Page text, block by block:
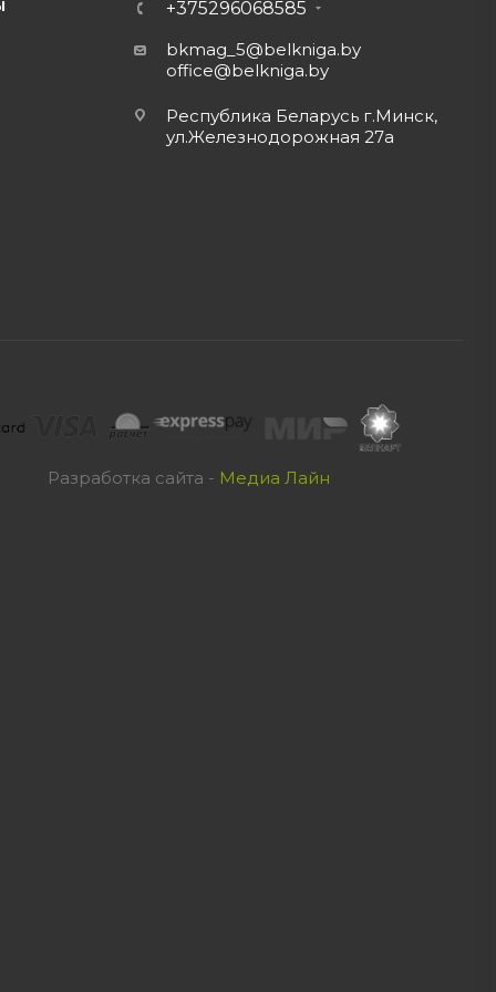
+375296068585
bkmag_5@belkniga.by
office@belkniga.by
Республика Беларусь г.Минск,
ул.Железнодорожная 27а
Разработка сайта - Медиа Лайн